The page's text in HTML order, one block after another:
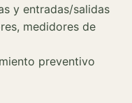
y entradas/salidas
medidores de
preventivo